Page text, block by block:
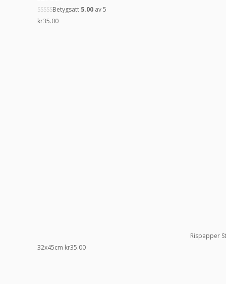
Betygsatt 5.00 av 5
kr35.00
Rispapper
32x45cm kr35.00